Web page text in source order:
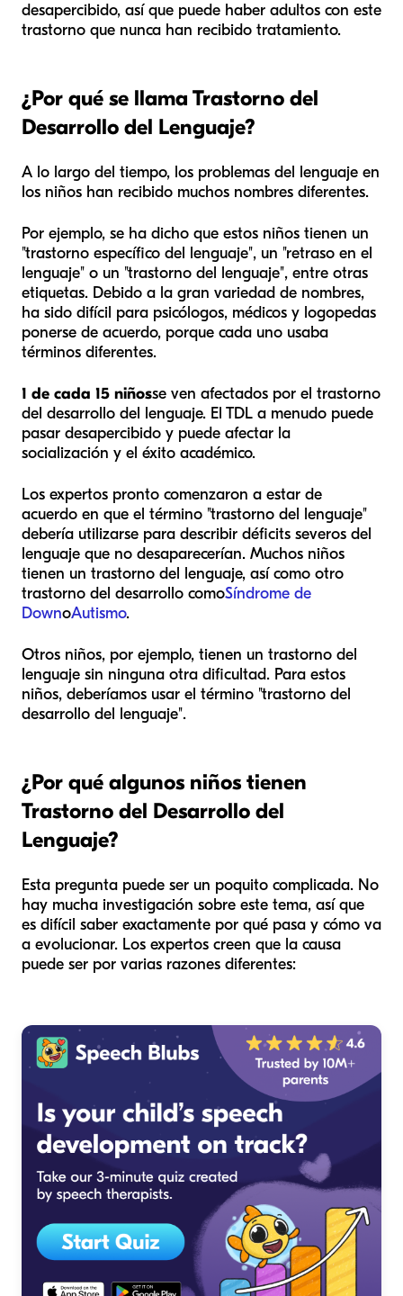
desapercibido, así que puede haber adultos con este
trastorno que nunca han recibido tratamiento.
¿Por qué se llama Trastorno del
Desarrollo del Lenguaje?
A lo largo del tiempo, los problemas del lenguaje en
los niños han recibido muchos nombres diferentes.
Por ejemplo, se ha dicho que estos niños tienen un
"trastorno específico del lenguaje", un "retraso en el
lenguaje" o un "trastorno del lenguaje", entre otras
etiquetas. Debido a la gran variedad de nombres,
ha sido difícil para psicólogos, médicos y logopedas
ponerse de acuerdo, porque cada uno usaba
términos diferentes.
1 de cada 15 niñosse ven afectados por el trastorno
del desarrollo del lenguaje. El TDL a menudo puede
pasar desapercibido y puede afectar la
socialización y el éxito académico.
Los expertos pronto comenzaron a estar de
acuerdo en que el término "trastorno del lenguaje"
debería utilizarse para describir déficits severos del
lenguaje que no desaparecerían. Muchos niños
tienen un trastorno del lenguaje, así como otro
trastorno del desarrollo comoSíndrome de
DownoAutismo.
Otros niños, por ejemplo, tienen un trastorno del
lenguaje sin ninguna otra dificultad. Para estos
niños, deberíamos usar el término "trastorno del
desarrollo del lenguaje".
¿Por qué algunos niños tienen
Trastorno del Desarrollo del
Lenguaje?
Esta pregunta puede ser un poquito complicada. No
hay mucha investigación sobre este tema, así que
es difícil saber exactamente por qué pasa y cómo va
a evolucionar. Los expertos creen que la causa
puede ser por varias razones diferentes: